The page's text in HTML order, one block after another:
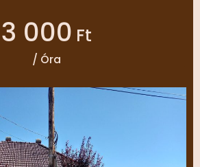
3 000 Ft
/ Óra